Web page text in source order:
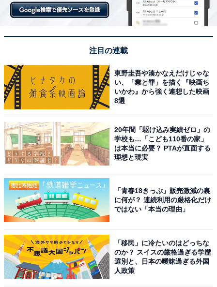
About ニュースでのライター歴は6年。
9位までの全ランキング結果を見
こちらもおすすめ
好き＆行ってみたい「新潟県のパワースポッ
ト」ランキング！ 2位「開運稲荷神社」を上回
る1位は？
注目の連載
東野圭吾や湊かなえだけじゃな
い、「業と罪」を描く『映画ち
いかわ』から強く連想した映画
8選
20年間「駆け込み実績ゼロ」の
学校も…「こども110番の家」
は本当に必要？ PTAが直面する
理想と現実
「青春18きっぷ」販売激減の裏
に何が？ 連続利用の厳格化だけ
ではない「本当の理由」
「移民」に冷たいのはどっちな
のか？ スイスの厳格過ぎる学歴
選別と、日本の曖昧過ぎる外国
人政策